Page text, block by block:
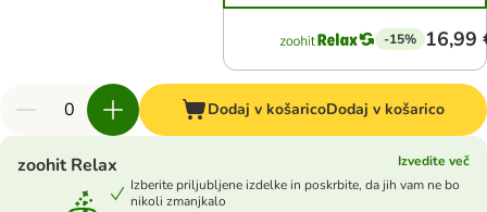
-15% 16,99
Dodaj v košaricoDodaj v košarico
zoohit Relax
Izvedite več
Izberite priljubljene izdelke in poskrbite, da jih vam ne bo
nikoli zmanjkalo